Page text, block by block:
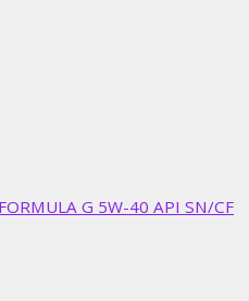
G 5W-40 API SN/CF